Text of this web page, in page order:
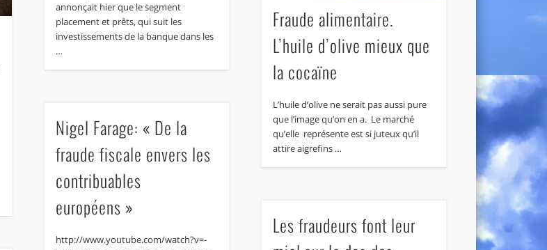
Fraude alimentaire.
L’huile d’olive mieux que
la cocaïne
L’huile d’olive ne serait pas aussi pure
que l’image qu’on en a. Le marché
qu’elle représente est si juteux qu’il
attire aigrefins …
annonçait hier que le segment
placement et prêts, qui suit les
investissements de la banque dans les
…
Nigel Farage: « De la
fraude fiscale envers les
contribuables
européens »
http://www.youtube.com/watch?v=-
Les fraudeurs font leur